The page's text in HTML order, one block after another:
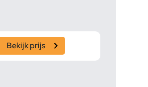
Bekijk prijs